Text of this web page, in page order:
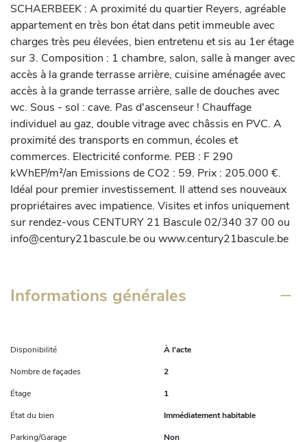
SCHAERBEEK : A proximité du quartier Reyers, agréable
appartement en très bon état dans petit immeuble avec
charges très peu élevées, bien entretenu et sis au 1er étage
sur 3. Composition : 1 chambre, salon, salle à manger avec
accès à la grande terrasse arrière, cuisine aménagée avec
accès à la grande terrasse arrière, salle de douches avec
wc. Sous - sol : cave. Pas d'ascenseur ! Chauffage
individuel au gaz, double vitrage avec châssis en PVC. A
proximité des transports en commun, écoles et
commerces. Electricité conforme. PEB : F 290
kWhEP/m²/an Emissions de CO2 : 59. Prix : 205.000 €.
Idéal pour premier investissement. Il attend ses nouveaux
propriétaires avec impatience. Visites et infos uniquement
sur rendez-vous CENTURY 21 Bascule 02/340 37 00 ou
info@century21bascule.be ou www.century21bascule.be
Informations générales
Disponibilité
À l'acte
Nombre de façades
2
Étage
1
État du bien
Immédiatement habitable
Parking/Garage
Non